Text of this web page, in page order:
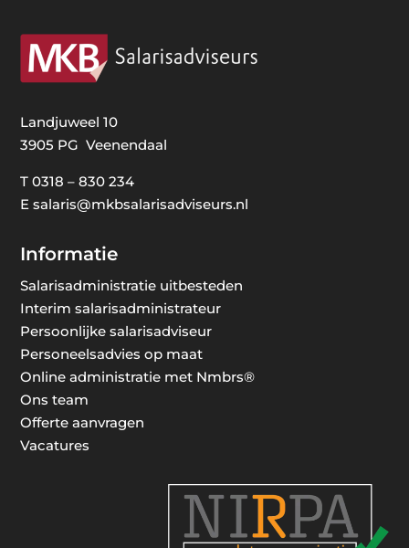
Landjuweel 10
3905 PG Veenendaal
T0318 – 830 234
Esalaris@mkbsalarisadviseurs.nl
Informatie
Salarisadministratie uitbesteden
Interim salarisadministrateur
Persoonlijke salarisadviseur
Personeelsadvies op maat
Online administratie met Nmbrs®
Ons team
Offerte aanvragen
Vacatures